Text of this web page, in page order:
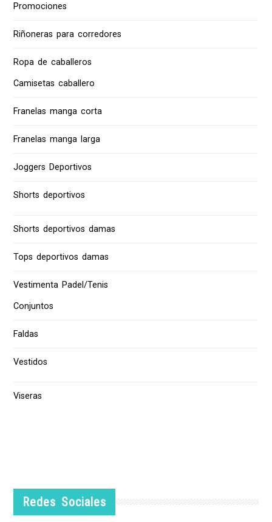
Promociones
Riñoneras para corredores
Ropa de caballeros
Camisetas caballero
Franelas manga corta
Franelas manga larga
Joggers Deportivos
Shorts deportivos
Shorts deportivos damas
Tops deportivos damas
Vestimenta Padel/Tenis
Conjuntos
Faldas
Vestidos
Viseras
Redes Sociales